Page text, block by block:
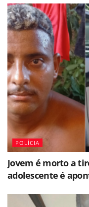
POLÍCIA
Jovem é morto a
adolescente é